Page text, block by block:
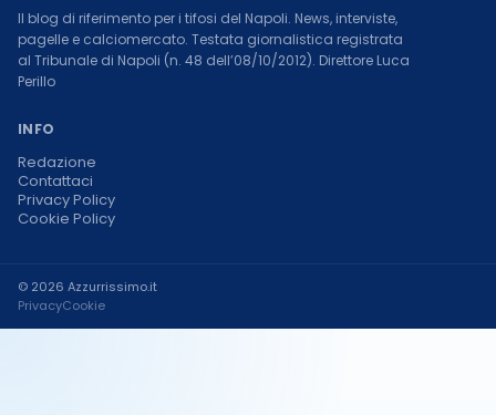
Il blog di riferimento per i tifosi del Napoli. News, interviste,
pagelle e calciomercato. Testata giornalistica registrata
al Tribunale di Napoli (n. 48 dell’08/10/2012). Direttore Luca
Perillo
INFO
Redazione
Contattaci
Privacy Policy
Cookie Policy
© 2026 Azzurrissimo.it
PrivacyCookie